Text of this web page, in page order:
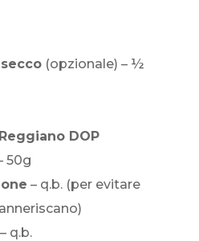
(opzionale) – ½
DOP
50g
– q.b. (per evitare
– q.b.